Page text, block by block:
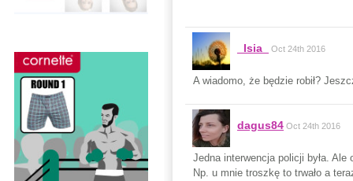
_Isia_ Oct 24th 2016
A wiadomo, że będzie robił?
dagus84 Oct 24th 2016
Jedna interwencja policji była.
Np. u mnie troszkę to trwało a